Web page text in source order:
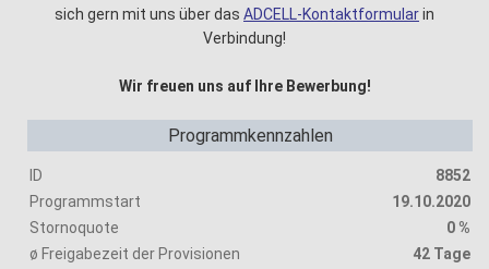
sich gern mit uns über das ADCELL-Kontaktformularin
Verbindung!
Wir freuen uns auf Ihre Bewerbung!
Programmkennzahlen
ID
8852
Programmstart
19.10.2020
Stornoquote
0 %
ø Freigabezeit der Provisionen
42 Tage